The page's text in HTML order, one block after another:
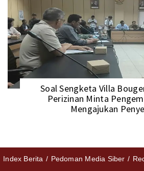
Soal Sengketa Villa
Perizinan Minta
Mengajukan
Index Berita Pedoman Media Siber